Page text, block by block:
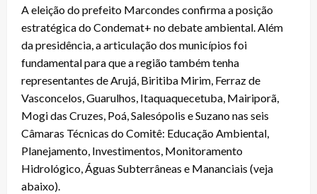
A eleição do prefeito Marcondes confirma a posição
estratégica do Condemat+ no debate ambiental. Além
da presidência, a articulação dos municípios foi
fundamental para que a região também tenha
representantes de Arujá, Biritiba Mirim, Ferraz de
Vasconcelos, Guarulhos, Itaquaquecetuba, Mairiporã,
Mogi das Cruzes, Poá, Salesópolis e Suzano nas seis
Câmaras Técnicas do Comitê: Educação Ambiental,
Planejamento, Investimentos, Monitoramento
Hidrológico, Águas Subterrâneas e Mananciais (veja
abaixo).